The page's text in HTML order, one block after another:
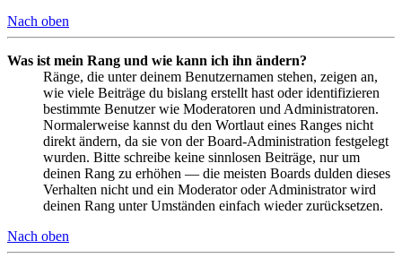
Nach oben
Was ist mein Rang und wie kann ich ihn ändern?
Ränge, die unter deinem Benutzernamen stehen, zeigen an,
wie viele Beiträge du bislang erstellt hast oder identifizieren
bestimmte Benutzer wie Moderatoren und Administratoren.
Normalerweise kannst du den Wortlaut eines Ranges nicht
direkt ändern, da sie von der Board-Administration festgelegt
wurden. Bitte schreibe keine sinnlosen Beiträge, nur um
deinen Rang zu erhöhen — die meisten Boards dulden dieses
Verhalten nicht und ein Moderator oder Administrator wird
deinen Rang unter Umständen einfach wieder zurücksetzen.
Nach oben